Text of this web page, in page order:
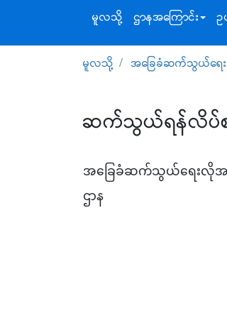
မူလသို့ ဌာနအ‌ကြောင်း ဥ
မူလသို့ အခြေခံဆက်သွယ်ရေ
ဆက်သွယ်ရန်လိပ်
အခြေခံဆက်သွယ်ရေးလိုအ
ဌာန